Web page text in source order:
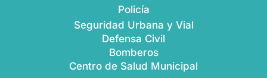
Policía
Seguridad Urbana y Vial
Defensa Civil
Bomberos
Centro de Salud Municipal